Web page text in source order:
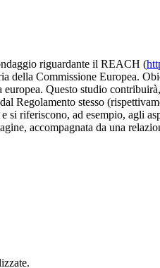
riguardante il REACH (
della Commissione Europea.
Questo studio
Regolamento stesso
riferiscono, ad esempio, agli
accompagnata da una